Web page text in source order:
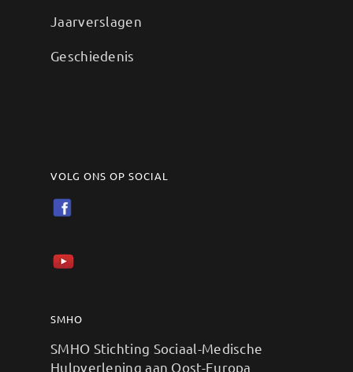
Jaarverslagen
Geschiedenis
VOLG ONS OP SOCIAL
SMHO
SMHO Stichting Sociaal-Medische
Hulpverlening aan Oost-Europa